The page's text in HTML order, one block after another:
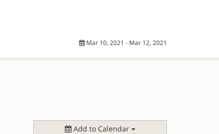
Mar 10, 2021 - Mar 12, 2021
Add to Calendar